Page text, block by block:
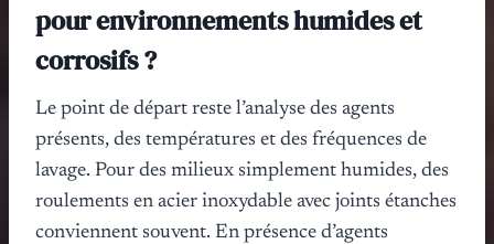
pour environnements humides et
corrosifs ?
Le point de départ reste l’analyse des agents
présents, des températures et des fréquences de
lavage. Pour des milieux simplement humides, des
roulements en acier inoxydable avec joints étanches
conviennent souvent. En présence d’agents